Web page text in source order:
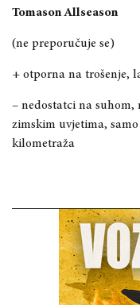
Tomason Allseason
(ne preporučuje se)
+ otporna na trošenje,
– nedostatci na
zimskim uvjetima,
kilometraža